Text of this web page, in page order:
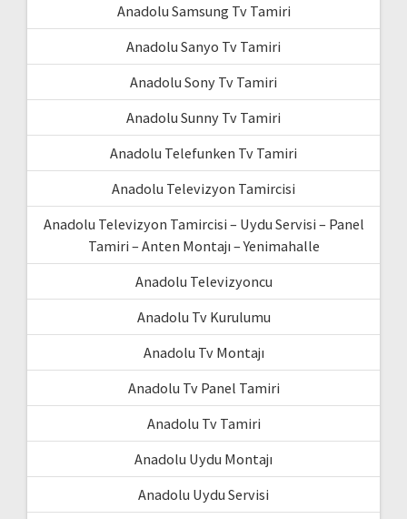
Anadolu Samsung Tv Tamiri
Anadolu Sanyo Tv Tamiri
Anadolu Sony Tv Tamiri
Anadolu Sunny Tv Tamiri
Anadolu Telefunken Tv Tamiri
Anadolu Televizyon Tamircisi
Anadolu Televizyon Tamircisi – Uydu Servisi – Panel
Tamiri – Anten Montajı – Yenimahalle
Anadolu Televizyoncu
Anadolu Tv Kurulumu
Anadolu Tv Montajı
Anadolu Tv Panel Tamiri
Anadolu Tv Tamiri
Anadolu Uydu Montajı
Anadolu Uydu Servisi